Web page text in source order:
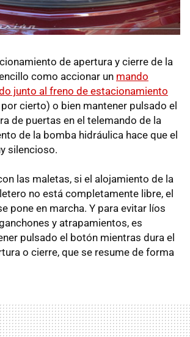
de apertura y cierre de la
como accionar un mando
junto al freno de estacionamiento
cierto) o bien mantener pulsado el
de puertas en el telemando de la
de la bomba hidráulica hace que el
silencioso.
las maletas, si el alojamiento de la
no está completamente libre, el
pone en marcha. Y para evitar líos
y atrapamientos, es
pulsado el botón mientras dura el
o cierre, que se resume de forma